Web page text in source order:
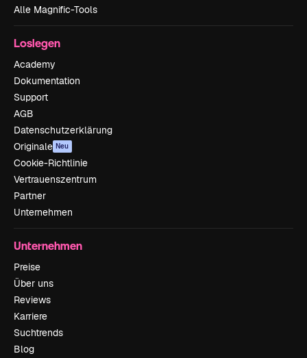
Alle Magnific-Tools
Loslegen
Academy
Dokumentation
Support
AGB
Datenschutzerklärung
Originale Neu
Cookie-Richtlinie
Vertrauenszentrum
Partner
Unternehmen
Unternehmen
Preise
Über uns
Reviews
Karriere
Suchtrends
Blog